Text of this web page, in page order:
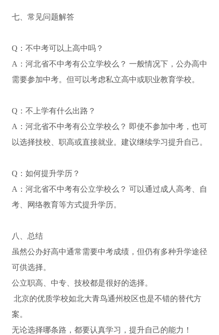
七、常见问题解答
Q：不中考可以上高中吗？
A：河北省不中考有公立学校么？ 一般情况下，公办高中
需要参加中考。但可以考虑私立高中或职业教育学校。
Q：不上学有什么出路？
A：河北省不中考有公立学校么？ 即使不参加中考，也可
以选择技校、职高或直接就业。建议继续学习提升自己。
Q：如何提升学历？
A：河北省不中考有公立学校么？ 可以通过成人高考、自
考、网络教育等方式提升学历。
八、总结
虽然公办好高中通常需要中考成绩，但仍有多种升学途径
可供选择。
公立职高、中专、技校都是很好的选择。
北京的优质学校如北大青鸟通州校区也是不错的替代方
案。
无论选择哪条路，都要认真学习，提升自己的能力！